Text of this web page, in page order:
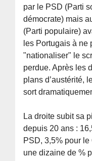
par le PSD (Parti
démocrate) mais
(Parti populaire)
les Portugais à ne
"nationaliser" le
perdue. Après les
plans d’austérité,
sort
La droite subit sa
depuis 20 ans :
PSD, 3,5% pour
une dizaine de %